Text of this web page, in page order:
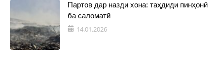
Партов дар назди хона: таҳдиди пинҳонӣ
ба саломатӣ
14.01.2026